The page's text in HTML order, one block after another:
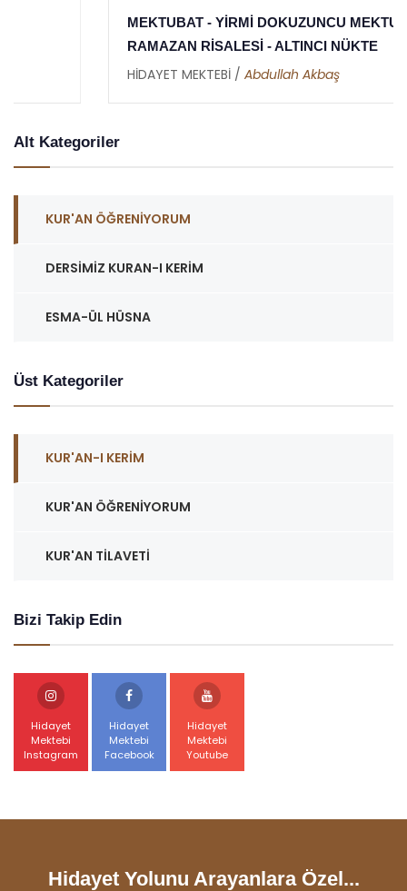
MEKTUBAT - YİRMİ DOKUZUNCU MEKTUP -
RAMAZAN RİSALESİ - ALTINCI NÜKTE
HİDAYET MEKTEBİ /Abdullah Akbaş
Alt Kategoriler
KUR'AN ÖĞRENIYORUM
DERSIMIZ KURAN-I KERIM
ESMA-ÜL HÜSNA
Üst Kategoriler
KUR'AN-I KERIM
KUR'AN ÖĞRENIYORUM
KUR'AN TILAVETI
Bizi Takip Edin
Hidayet
Mektebi
Instagram
Hidayet
Mektebi
Facebook
Hidayet
Mektebi
Youtube
Hidayet Yolunu Arayanlara Özel...